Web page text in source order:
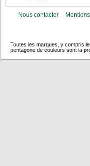
Nous contacter
Toutes les marques, y compris
pentagone de couleurs sont la